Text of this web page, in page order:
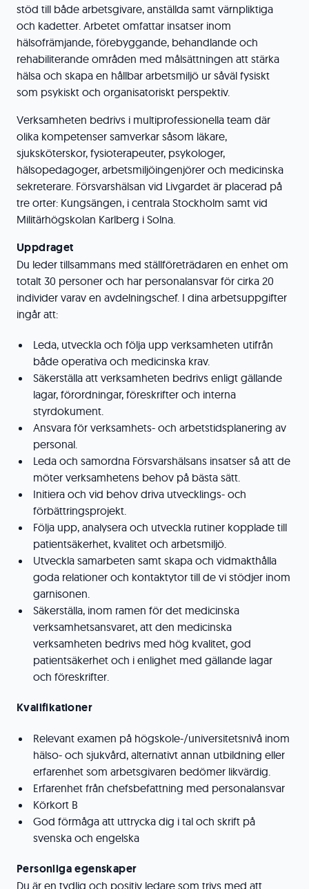
stöd till både arbetsgivare, anställda samt värnpliktiga
och kadetter. Arbetet omfattar insatser inom
hälsofrämjande, förebyggande, behandlande och
rehabiliterande områden med målsättningen att stärka
hälsa och skapa en hållbar arbetsmiljö ur såväl fysiskt
som psykiskt och organisatoriskt perspektiv.
Verksamheten bedrivs i multiprofessionella team där
olika kompetenser samverkar såsom läkare,
sjuksköterskor, fysioterapeuter, psykologer,
hälsopedagoger, arbetsmiljöingenjörer och medicinska
sekreterare. Försvarshälsan vid Livgardet är placerad på
tre orter: Kungsängen, i centrala Stockholm samt vid
Militärhögskolan Karlberg i Solna.
Uppdraget
Du leder tillsammans med ställföreträdaren en enhet om
totalt 30 personer och har personalansvar för cirka 20
individer varav en avdelningschef. I dina arbetsuppgifter
ingår att:
Leda, utveckla och följa upp verksamheten utifrån
både operativa och medicinska krav.
Säkerställa att verksamheten bedrivs enligt gällande
lagar, förordningar, föreskrifter och interna
styrdokument.
Ansvara för verksamhets- och arbetstidsplanering av
personal.
Leda och samordna Försvarshälsans insatser så att de
möter verksamhetens behov på bästa sätt.
Initiera och vid behov driva utvecklings- och
förbättringsprojekt.
Följa upp, analysera och utveckla rutiner kopplade till
patientsäkerhet, kvalitet och arbetsmiljö.
Utveckla samarbeten samt skapa och vidmakthålla
goda relationer och kontaktytor till de vi stödjer inom
garnisonen.
Säkerställa, inom ramen för det medicinska
verksamhetsansvaret, att den medicinska
verksamheten bedrivs med hög kvalitet, god
patientsäkerhet och i enlighet med gällande lagar
och föreskrifter.
Kvalifikationer
Relevant examen på högskole-/universitetsnivå inom
hälso- och sjukvård, alternativt annan utbildning eller
erfarenhet som arbetsgivaren bedömer likvärdig.
Erfarenhet från chefsbefattning med personalansvar
Körkort B
God förmåga att uttrycka dig i tal och skrift på
svenska och engelska
Personliga egenskaper
Du är en tydlig och positiv ledare som trivs med att